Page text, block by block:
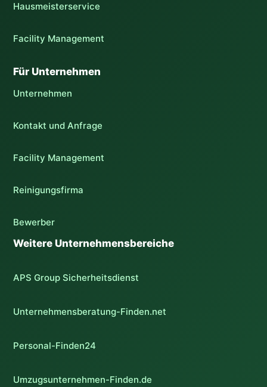
Hausmeisterservice
Facility Management
Für Unternehmen
Unternehmen
Kontakt und Anfrage
Facility Management
Reinigungsfirma
Bewerber
Weitere Unternehmensbereiche
APS Group Sicherheitsdienst
Unternehmensberatung-Finden.net
Personal-Finden24
Umzugsunternehmen-Finden.de